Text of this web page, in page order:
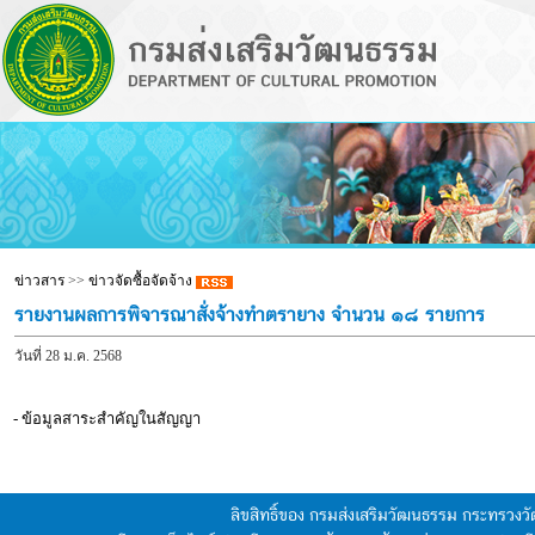
ข่าวสาร>> ข่าวจัดซื้อจัดจ้าง
รายงานผลการพิจารณาสั่งจ้างทำตรายาง จำนวน ๑๘ รายการ
วันที่ 28 ม.ค. 2568
- ข้อมูลสาระสำคัญในสัญญา
ลิขสิทธิ์ของ กรมส่งเสริมวัฒนธรรม กระทรว